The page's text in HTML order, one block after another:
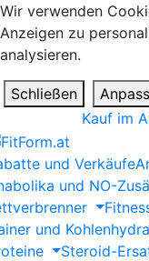
Wir verwenden
Anzeigen zu
analysieren.
Schließen
Kauf im
und Verkäufe
und NO-
und
Steroid-